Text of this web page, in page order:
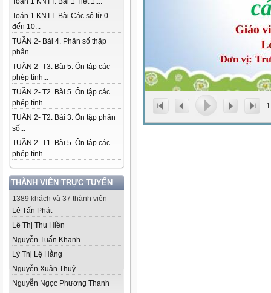
Toán 1 KNTT. Bài Các số từ 0
đến 10...
TUẦN 2- Bài 4. Phân số thập
phân...
TUẦN 2- T3. Bài 5. Ôn tập các
phép tính...
TUẦN 2- T2. Bài 5. Ôn tập các
phép tính...
TUẦN 2- T2. Bài 3. Ôn tập phân
số...
TUẦN 2- T1. Bài 5. Ôn tập các
phép tính...
THÀNH VIÊN TRỰC TUYẾN
1389 khách và 37 thành viên
Lê Tấn Phát
Lê Thị Thu Hiền
Nguyễn Tuấn Khanh
Lý Thị Lệ Hằng
Nguyễn Xuân Thuỷ
Nguyễn Ngọc Phương Thanh
1